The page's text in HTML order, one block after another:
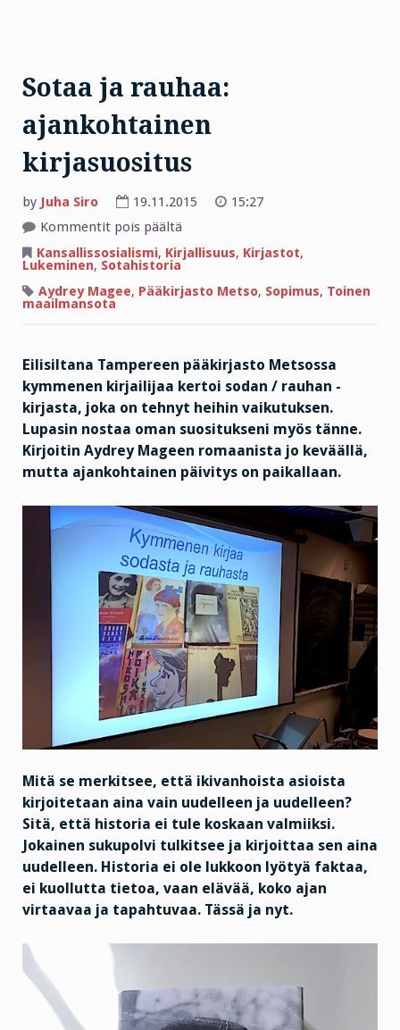
Sotaa ja rauhaa:
ajankohtainen
kirjasuositus
by Juha Siro 19.11.2015
15:27
Kommentit pois päältä
ja
rauhaa:
kirjasuositus
Kansallissosialismi, Kirjallisuus, Kirjastot,
Lukeminen, Sotahistoria
Aydrey Magee, Pääkirjasto Metso, Sopimus, Toinen
maailmansota
Eilisiltana Tampereen pääkirjasto Metsossa
kymmenen kirjailijaa kertoi sodan / rauhan -
kirjasta, joka on tehnyt heihin vaikutuksen.
Lupasin nostaa oman suositukseni myös tänne.
Kirjoitin Aydrey Mageen romaanista jo keväällä,
mutta ajankohtainen päivitys on paikallaan.
Mitä se merkitsee, että ikivanhoista asioista
kirjoitetaan aina vain uudelleen ja uudelleen?
Sitä, että historia ei tule koskaan valmiiksi.
Jokainen sukupolvi tulkitsee ja kirjoittaa sen aina
uudelleen. Historia ei ole lukkoon lyötyä faktaa,
ei kuollutta tietoa, vaan elävää, koko ajan
virtaavaa ja tapahtuvaa. Tässä ja nyt.